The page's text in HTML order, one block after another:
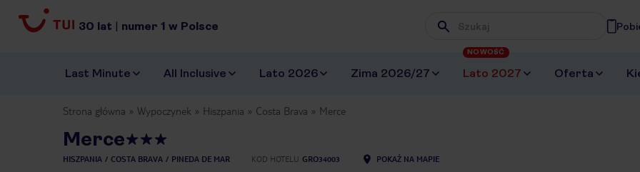
30 lat | numer 1 w Polsce Wpisz frazę, której szukasz
Last Minute All Inclusive Lato 2026 Zima 2026/27 Lato 2027
NOWOŚĆ
Oferta
Strona główna Wypoczynek Hiszpania Costa Brava Merce
Merce
HISZPANIA COSTA BRAVA PINEDA DE MAR KOD HOTELU GRO34003 POKAŻ NA MAPIE